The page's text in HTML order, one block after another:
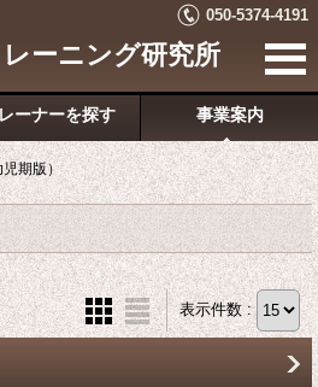
050-5374-4191
ーニング研究所
ーナーを探す 事業案内
児期版）
表示件数 :